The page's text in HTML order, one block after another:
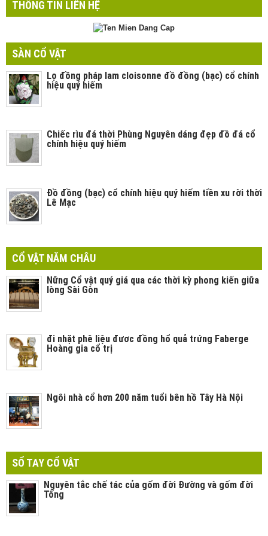
THÔNG TIN LIÊN HỆ
SÀN CỔ VẬT
Lọ đồng pháp lam cloisonne đồ đồng (bạc) cổ chính
hiệu quý hiếm
Chiếc rìu đá thời Phùng Nguyên dáng đẹp đồ đá cổ
chính hiệu quý hiếm
Đồ đồng (bạc) cổ chính hiệu quý hiếm tiền xu rời thời
Lê Mạc
CỔ VẬT NĂM CHÂU
Nững Cổ vật quý giá qua các thời kỳ phong kiến giữa
lòng Sài Gòn
đi nhặt phê liệu đươc đồng hổ quả trứng Faberge
Hoàng gia cổ trị
Ngôi nhà cổ hơn 200 năm tuổi bên hồ Tây Hà Nội
SỔ TAY CỔ VẬT
Nguyên tắc chế tác của gốm đời Đường và gốm đời
Tống